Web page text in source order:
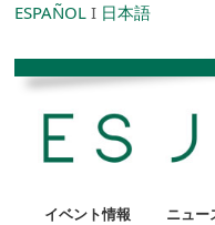
ESPAÑOL I 日本語
イベント情報 ニュー